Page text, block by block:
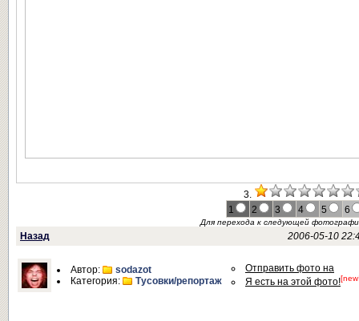
3.
1
2 3 4 5 6
Для перехода к следующей
Назад 2006-05-10
Автор:
sodazot
Категория:
Тусовки/репортаж
Отправить фото на
Я есть на этой фото!